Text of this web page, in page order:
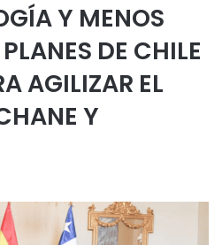
Y MENOS
DE CHILE
AGILIZAR EL
Y